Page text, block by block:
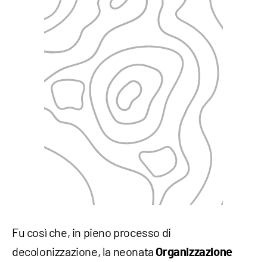
Fu così che, in pieno processo di
decolonizzazione, la neonata Organizzazione